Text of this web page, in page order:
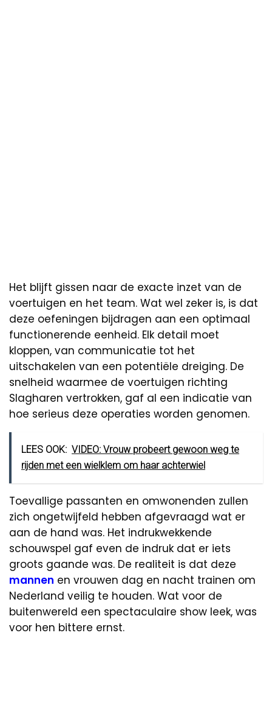
Het blijft gissen naar de exacte inzet van de
voertuigen en het team. Wat wel zeker is, is dat
deze oefeningen bijdragen aan een optimaal
functionerende eenheid. Elk detail moet
kloppen, van communicatie tot het
uitschakelen van een potentiële dreiging. De
snelheid waarmee de voertuigen richting
Slagharen vertrokken, gaf al een indicatie van
hoe serieus deze operaties worden genomen.
LEES OOK: VIDEO: Vrouw probeert gewoon weg te
rijden met een wielklem om haar achterwiel
Toevallige passanten en omwonenden zullen
zich ongetwijfeld hebben afgevraagd wat er
aan de hand was. Het indrukwekkende
schouwspel gaf even de indruk dat er iets
groots gaande was. De realiteit is dat deze
mannen en vrouwen dag en nacht trainen om
Nederland veilig te houden. Wat voor de
buitenwereld een spectaculaire show leek, was
voor hen bittere ernst.